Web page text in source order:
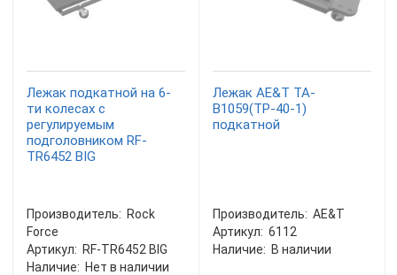
Лежак подкатной на 6-
ти колесах с
регулируемым
подголовником RF-
TR6452 BIG
Производитель: Rock
Force
Артикул: RF-TR6452 BIG
Наличие: Нет в наличии
Лежак AE&T TA-
B1059(TP-40-1)
подкатной
Производитель: AE&T
Артикул: 6112
Наличие: В наличии